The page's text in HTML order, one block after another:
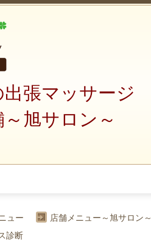
張マッサージ
旭サロン～
ュー 店舗メニュー～旭サロン～
診断